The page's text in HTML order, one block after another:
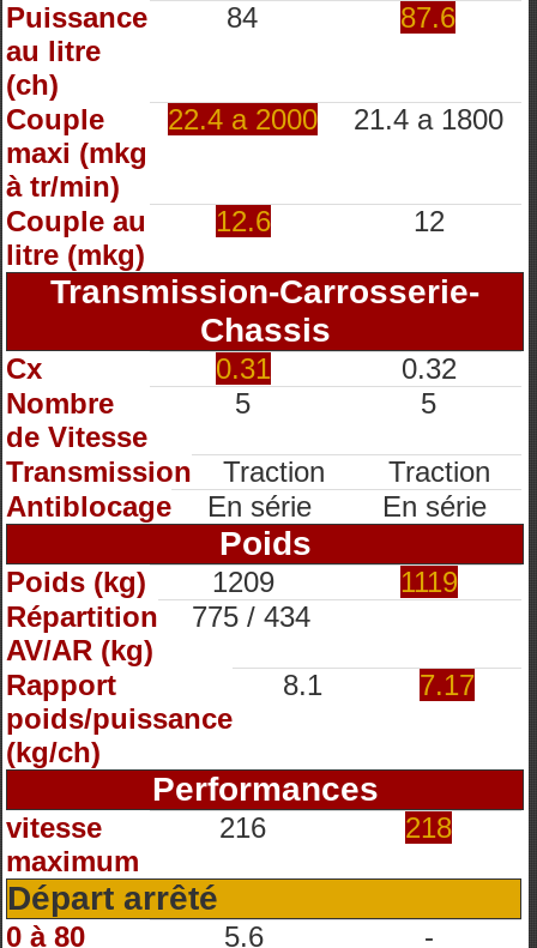
Puissance
au litre
(ch)
84 87.6
Couple
maxi (mkg
à tr/min)
22.4 a 2000 21.4 a 1800
Couple au
litre (mkg)
12.6 12
Transmission-Carrosserie-
Chassis
Cx 0.31
0.32
Nombre
de Vitesse
5 5
Transmission Traction
Traction
Antiblocage
En série En série
Poids
Poids (kg) 1209
1119
Répartition
AV/AR (kg)
775 / 434
Rapport
poids/puissance
(kg/ch)
8.1 7.17
Performances
vitesse
maximum
216 218
Départ arrêté
0 à 80 5.6 -